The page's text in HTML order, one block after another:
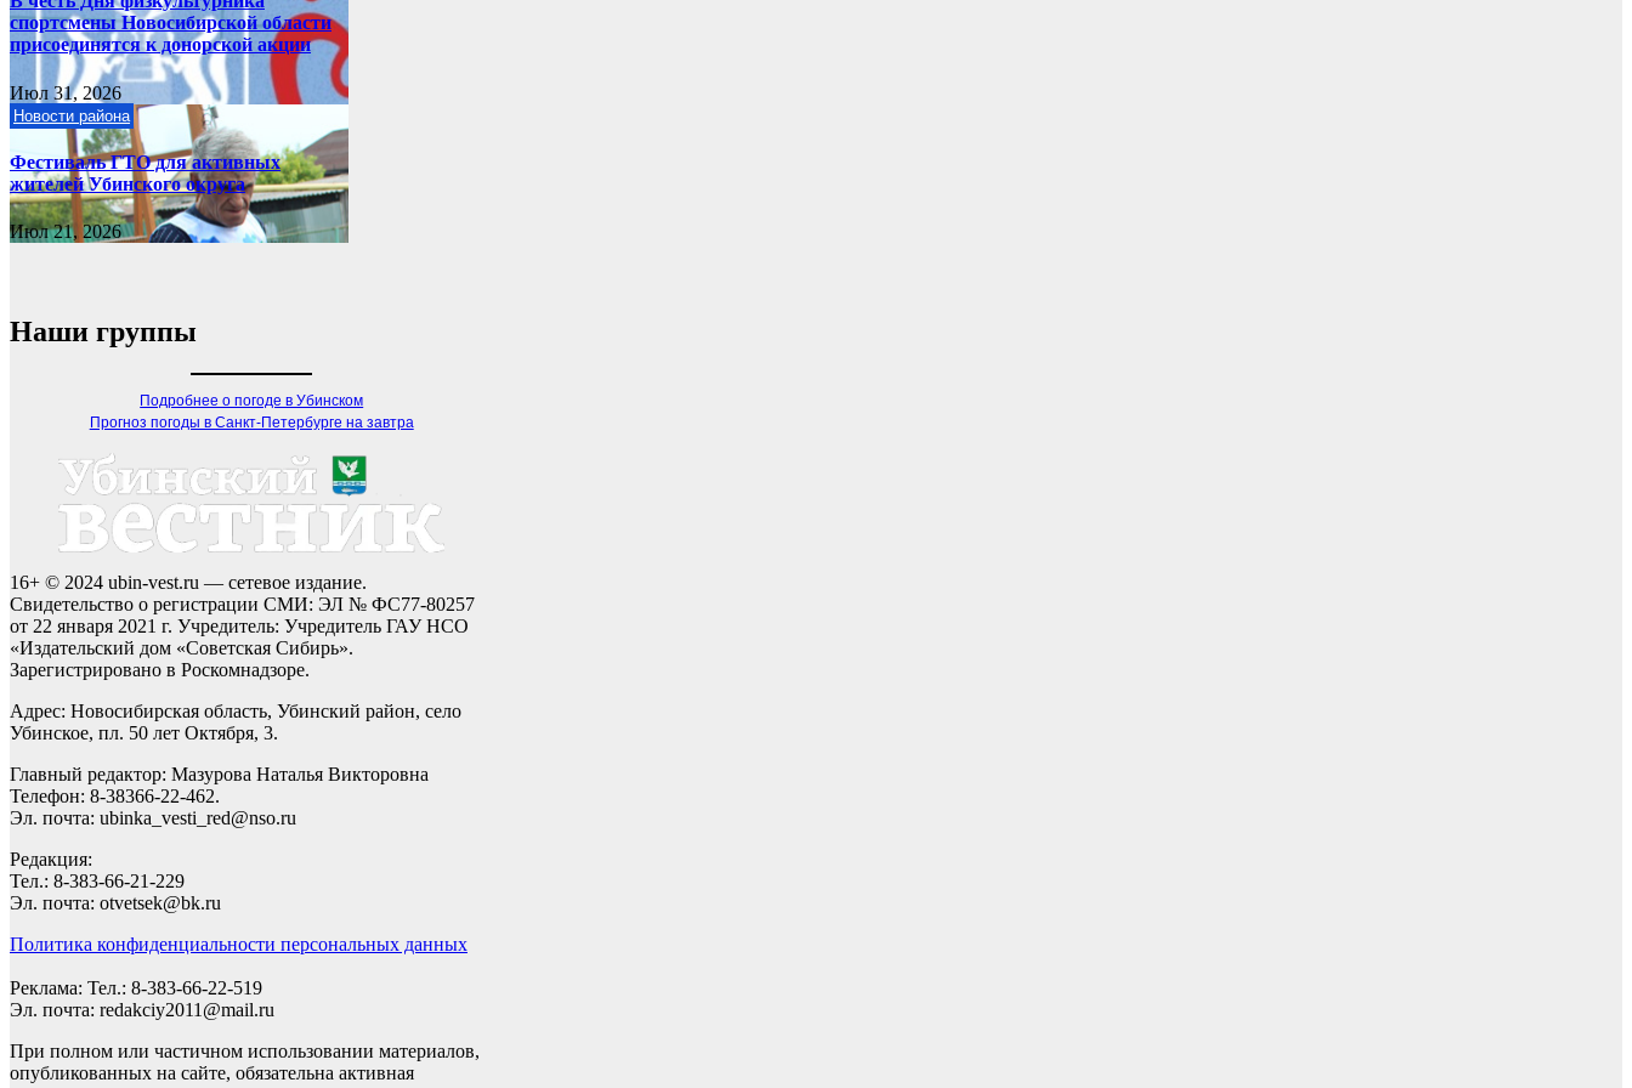
спортсмены Новосибирской области
присоединятся к донорской акции
Июл 31, 2026
Новости района
Фестиваль ГТО для активных
жителей Убинского округа
Июл 21, 2026
Наши группы
Подробнее о погоде в Убинском
Прогноз погоды в Санкт-Петербурге на завтра
16+ © 2024 ubin-vest.ru — сетевое издание.
Свидетельство о регистрации СМИ: ЭЛ № ФС77-80257
от 22 января 2021 г. Учредитель: Учредитель ГАУ НСО
«Издательский дом «Советская Сибирь».
Зарегистрировано в Роскомнадзоре.
Адрес: Новосибирская область, Убинский район, село
Убинское, пл. 50 лет Октября, 3.
Главный редактор: Мазурова Наталья Викторовна
Телефон: 8-38366-22-462.
Эл. почта: ubinka_vesti_red@nso.ru
Редакция:
Тел.: 8-383-66-21-229
Эл. почта: otvetsek@bk.ru
Политика конфиденциальности персональных данных
Реклама: Тел.: 8-383-66-22-519
Эл. почта: redakciy2011@mail.ru
При полном или частичном использовании материалов,
опубликованных на сайте, обязательна активная